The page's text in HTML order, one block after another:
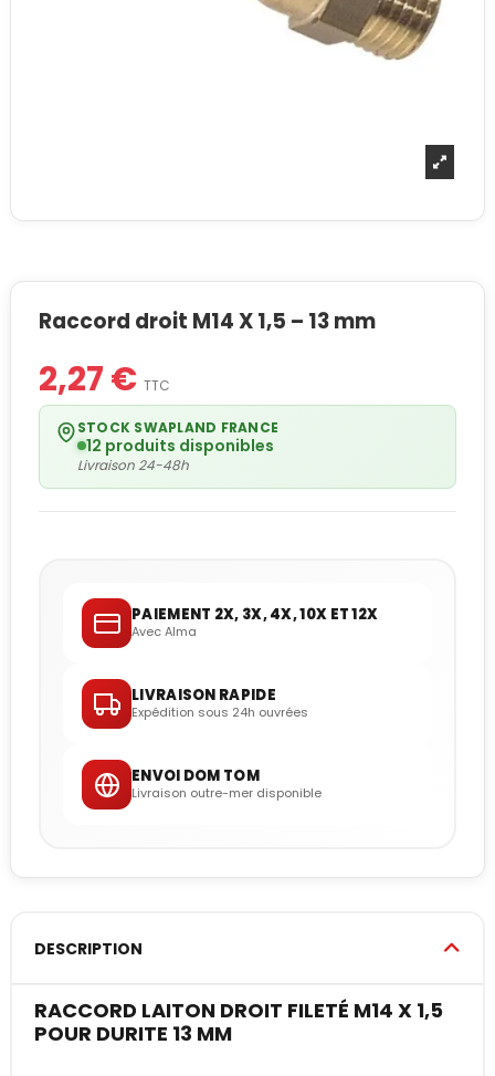
Raccord droit M14 X 1,5 – 13 mm
2,27 € TTC
STOCK SWAPLAND FRANCE
12 produits disponibles
Livraison 24-48h
PAIEMENT 2X, 3X, 4X, 10X ET 12X
Avec Alma
LIVRAISON RAPIDE
Expédition sous 24h ouvrées
ENVOI DOM TOM
Livraison outre-mer disponible
DESCRIPTION
RACCORD LAITON DROIT FILETÉ M14 X 1,5
POUR DURITE 13 MM